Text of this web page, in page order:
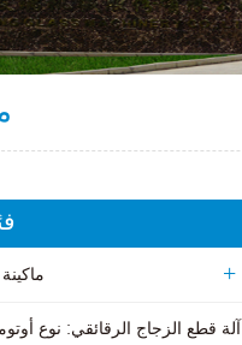
آلة قطع الزجاج الرقائقي: نوع